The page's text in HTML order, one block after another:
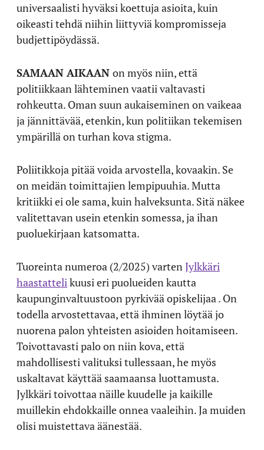
universaalisti hyväksi koettuja asioita, kuin
oikeasti tehdä niihin liittyviä kompromisseja
budjettipöydässä.
SAMAAN AIKAAN on myös niin, että
politiikkaan lähteminen vaatii valtavasti
rohkeutta. Oman suun aukaiseminen on vaikeaa
ja jännittävää, etenkin, kun politiikan tekemisen
ympärillä on turhan kova stigma.
Poliitikkoja pitää voida arvostella, kovaakin. Se
on meidän toimittajien lempipuuhia. Mutta
kritiikki ei ole sama, kuin halveksunta. Sitä näkee
valitettavan usein etenkin somessa, ja ihan
puoluekirjaan katsomatta.
Tuoreinta numeroa (2/2025) vartenJylkkäri
haastattelikuusi eri puolueiden kautta
kaupunginvaltuustoon pyrkivää opiskelijaa . On
todella arvostettavaa, että ihminen löytää jo
nuorena palon yhteisten asioiden hoitamiseen.
Toivottavasti palo on niin kova, että
mahdollisesti valituksi tullessaan, he myös
uskaltavat käyttää saamaansa luottamusta.
Jylkkäri toivottaa näille kuudelle ja kaikille
muillekin ehdokkaille onnea vaaleihin. Ja muiden
olisi muistettava äänestää.